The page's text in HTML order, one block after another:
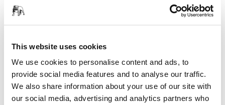
This website uses cookies
We use cookies to personalise content and ads, to
provide social media features and to analyse our traffic.
We also share information about your use of our site with
our social media, advertising and analytics partners who
câbles moulés aux câbles dotés de connecteurs